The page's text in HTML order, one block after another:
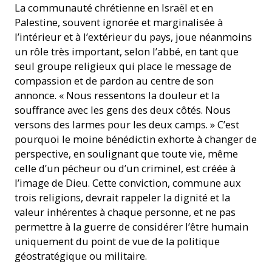
La communauté chrétienne en Israël et en
Palestine, souvent ignorée et marginalisée à
l’intérieur et à l’extérieur du pays, joue néanmoins
un rôle très important, selon l’abbé, en tant que
seul groupe religieux qui place le message de
compassion et de pardon au centre de son
annonce. « Nous ressentons la douleur et la
souffrance avec les gens des deux côtés. Nous
versons des larmes pour les deux camps. » C’est
pourquoi le moine bénédictin exhorte à changer de
perspective, en soulignant que toute vie, même
celle d’un pécheur ou d’un criminel, est créée à
l’image de Dieu. Cette conviction, commune aux
trois religions, devrait rappeler la dignité et la
valeur inhérentes à chaque personne, et ne pas
permettre à la guerre de considérer l’être humain
uniquement du point de vue de la politique
géostratégique ou militaire.